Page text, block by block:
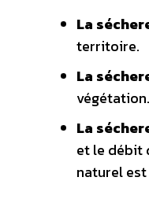
La
territoire.
La
végétation.
La
et le débit
naturel